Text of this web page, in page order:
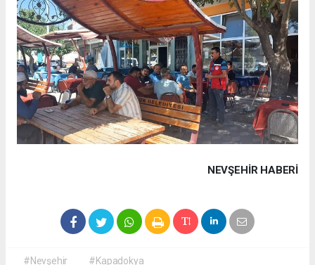
NEVŞEHIR HABERİ
#Nevşehir
#Kapadokya